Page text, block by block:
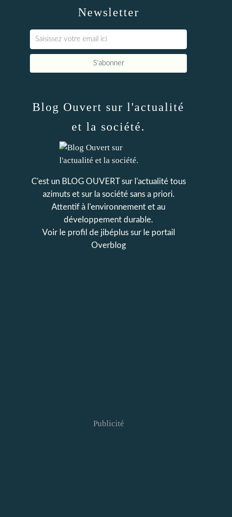
Newsletter
Blog Ouvert sur l'actualité
et la société.
C'est un BLOG OUVERT sur l'actualité tous
azimuts et sur la société sans a priori.
Attentif à l'environnement et au
développement durable.
Voir le profil de jibéplussur le portail
Overblog
Publicité